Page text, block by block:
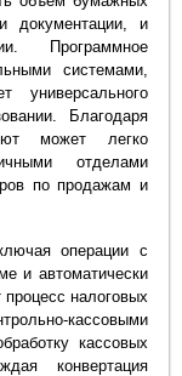
документации, и
Программное
системами,
универсального
Благодаря
может легко
отделами
по продажам и
операции с
и автоматически
налоговых
кассовыми
кассовых
конвертация